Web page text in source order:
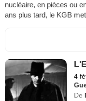
nucléaire, en pièces ou
ans plus tard, le KGB
4
De